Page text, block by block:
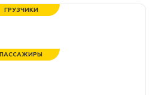
ГРУЗЧИКИ
ПАССАЖИРЫ